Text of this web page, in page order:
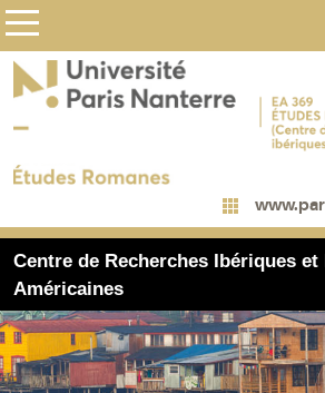
Centre de Recherches Ibériques et
Américaines